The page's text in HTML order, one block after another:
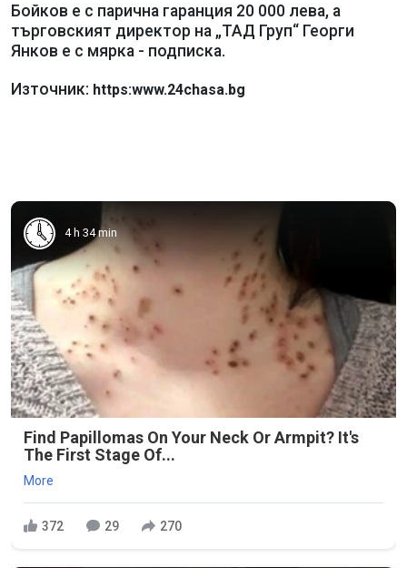
Бойков е с парична гаранция 20 000 лева, а
търговският директор на „ТАД Груп“ Георги
Янков е с мярка - подписка.
Източник: https:www.24chasa.bg
4 h 34 min
Find Papillomas On Your Neck Or Armpit? It's
The First Stage Of...
More
372 29 270